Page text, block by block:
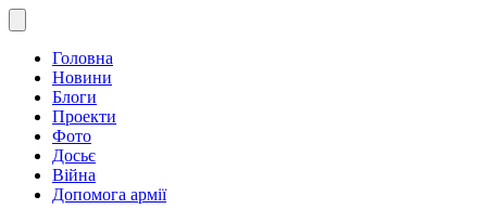
Головна
Новини
Блоги
Проекти
Фото
Досьє
Війна
Допомога армії